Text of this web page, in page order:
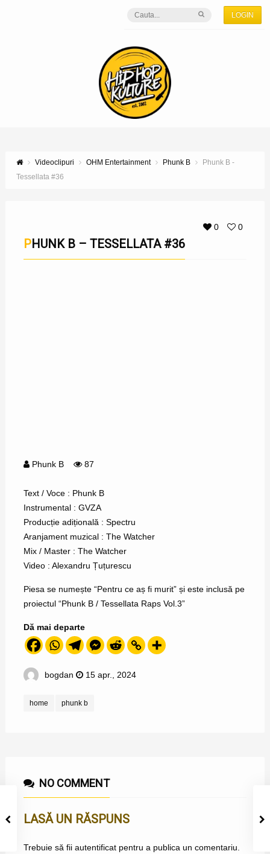
LOGIN
Videoclipuri OHM Entertainment Phunk B
Phunk B -
Tessellata #36
0 0
PHUNK B – TESSELLATA #36
Phunk B 87
Text / Voce : Phunk B
Instrumental : GVZA
Producție adițională : Spectru
Aranjament muzical : The Watcher
Mix / Master : The Watcher
Video : Alexandru Țuțurescu
Piesa se numește “Pentru ce aș fi murit” și este inclusă pe
proiectul “Phunk B / Tessellata Raps Vol.3”
Dă mai departe
bogdan 15 apr., 2024
home phunk b
NO COMMENT
LASĂ UN RĂSPUNS
Trebuie să fii autentificatpentru a publica un comentariu.